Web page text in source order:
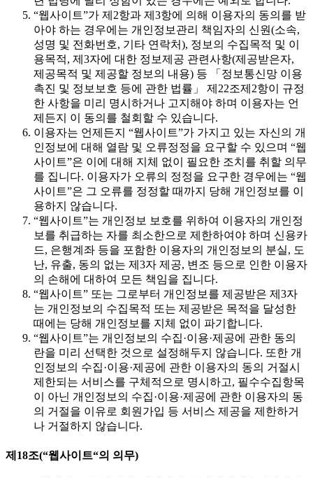
“웹사이트”가 제2항과 제3항에 의해 이용자의 동의를 받
아야 하는 경우에는 개인정보관리 책임자의 신원(소속,
성명 및 전화번호, 기타 연락처), 정보의 수집목적 및 이
용목적, 제3자에 대한 정보제공 관련사항(제공받은자,
제공목적 및 제공할 정보의 내용) 등 「정보통신망 이용
촉진 및 정보보호 등에 관한 법률」 제22조제2항이 규정
한 사항을 미리 명시하거나 고지해야 하며 이용자는 언
제든지 이 동의를 철회할 수 있습니다.
이용자는 언제든지 “웹사이트”가 가지고 있는 자신의 개
인정보에 대해 열람 및 오류정정을 요구할 수 있으며 “웹
사이트”은 이에 대해 지체 없이 필요한 조치를 취할 의무
를 집니다. 이용자가 오류의 정정을 요구한 경우에는 “웹
사이트”은 그 오류를 정정할 때까지 당해 개인정보를 이
용하지 않습니다.
“웹사이트”는 개인정보 보호를 위하여 이용자의 개인정
보를 취급하는 자를 최소한으로 제한하여야 하며 신용카
드, 은행계좌 등을 포함한 이용자의 개인정보의 분실, 도
난, 유출, 동의 없는 제3자 제공, 변조 등으로 인한 이용자
의 손해에 대하여 모든 책임을 집니다.
“웹사이트” 또는 그로부터 개인정보를 제공받은 제3자
는 개인정보의 수집목적 또는 제공받은 목적을 달성한
때에는 당해 개인정보를 지체 없이 파기합니다.
“웹사이트”는 개인정보의 수집·이용·제공에 관한 동의
란을 미리 선택한 것으로 설정해두지 않습니다. 또한 개
인정보의 수집·이용·제공에 관한 이용자의 동의 거절시
제한되는 서비스를 구체적으로 명시하고, 필수수집항목
이 아닌 개인정보의 수집·이용·제공에 관한 이용자의 동
의 거절을 이유로 회원가입 등 서비스 제공을 제한하거
나 거절하지 않습니다.
제18조(“웹사이트“의 의무)